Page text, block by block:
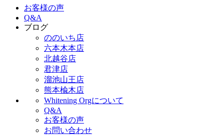
お客様の声
Q&A
ブログ
ののいち店
六本木本店
北越谷店
君津店
溜池山王店
熊本楡木店
Whitening Orgについて
Q&A
お客様の声
お問い合わせ